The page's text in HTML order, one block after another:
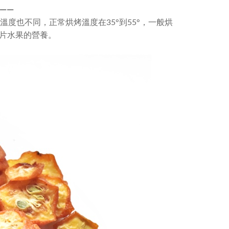
—
度也不同，正常烘烤溫度在35°到55°，一般烘
水果的營養。